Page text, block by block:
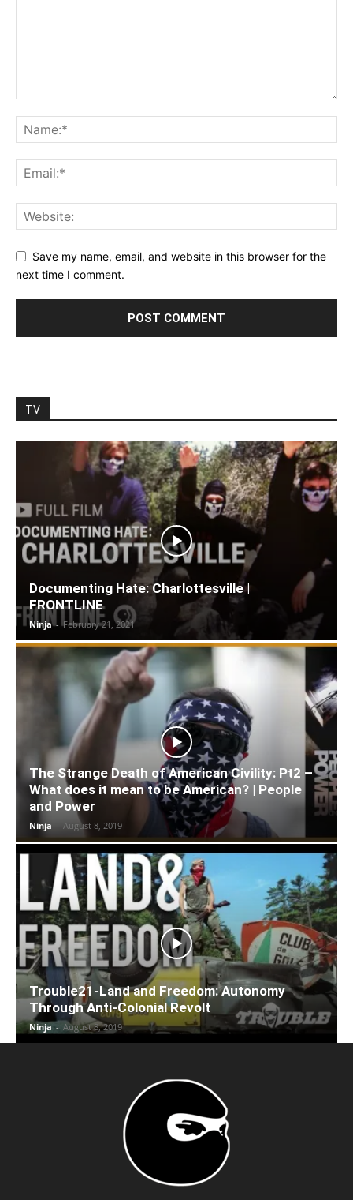
Save my name, email, and website in this browser for the
next time I comment.
TV
Documenting Hate: Charlottesville |
FRONTLINE
Ninja - February 21, 2021
The Strange Death of American Civility: Pt2 –
What does it mean to be American? | People
and Power
Ninja - August 8, 2019
Trouble21-Land and Freedom: Autonomy
Through Anti-Colonial Revolt
Ninja - August 8, 2019